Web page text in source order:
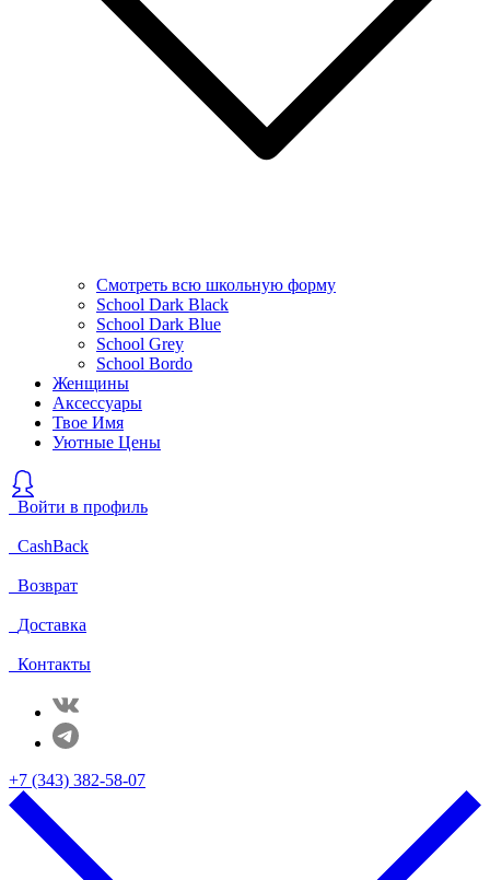
Смотреть всю школьную форму
School Dark Black
School Dark Blue
School Grey
School Bordo
Женщины
Аксессуары
Твое Имя
Уютные Цены
Войти в профиль
CashBack
Возврат
Доставка
Контакты
+7 (343) 382-58-07